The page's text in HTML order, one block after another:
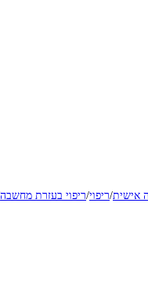
אישית/ריפוי/ריפוי בעזרת מחשבה